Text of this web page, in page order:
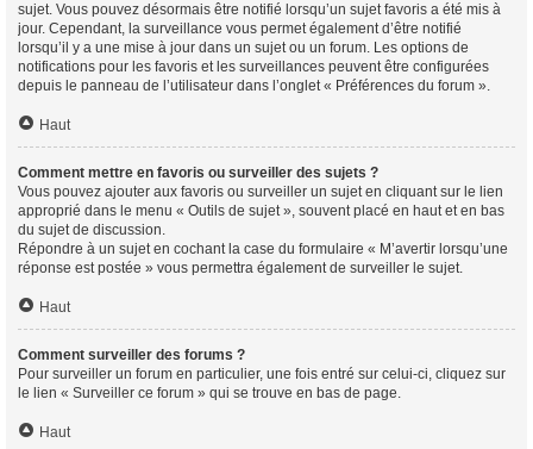
sujet. Vous pouvez désormais être notifié lorsqu’un sujet favoris a été mis à
jour. Cependant, la surveillance vous permet également d’être notifié
lorsqu’il y a une mise à jour dans un sujet ou un forum. Les options de
notifications pour les favoris et les surveillances peuvent être configurées
depuis le panneau de l’utilisateur dans l’onglet « Préférences du forum ».
Haut
Comment mettre en favoris ou surveiller des sujets ?
Vous pouvez ajouter aux favoris ou surveiller un sujet en cliquant sur le lien
approprié dans le menu « Outils de sujet », souvent placé en haut et en bas
du sujet de discussion.
Répondre à un sujet en cochant la case du formulaire « M’avertir lorsqu’une
réponse est postée » vous permettra également de surveiller le sujet.
Haut
Comment surveiller des forums ?
Pour surveiller un forum en particulier, une fois entré sur celui-ci, cliquez sur
le lien « Surveiller ce forum » qui se trouve en bas de page.
Haut